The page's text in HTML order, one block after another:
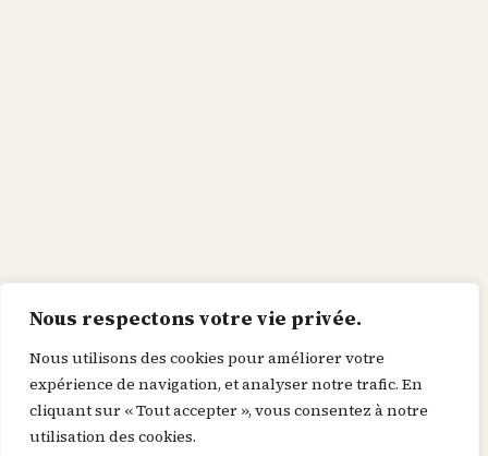
Nous respectons votre vie privée.
Nous utilisons des cookies pour améliorer votre
expérience de navigation, et analyser notre trafic. En
cliquant sur « Tout accepter », vous consentez à notre
utilisation des cookies.